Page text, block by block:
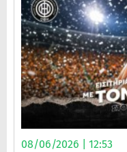
08/06/2026 | 12:53